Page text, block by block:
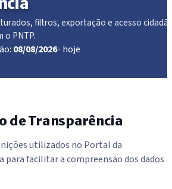
filtros, exportação e acesso
o PNTP.
08/08/2026· hoje
de Transparência
utilizados no Portal da
para facilitar a compreensão dos dados